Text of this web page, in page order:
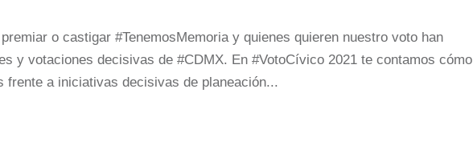
o castigar #TenemosMemoria y quienes quieren nuestro voto han
y votaciones decisivas de #CDMX. En #VotoCívico 2021 te contamos cómo
frente a iniciativas decisivas de planeación...